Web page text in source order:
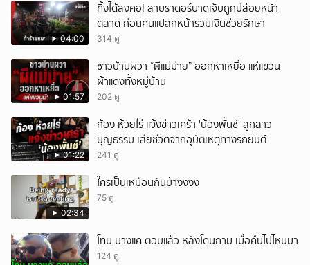
04:00
ทิ้งได้ลงคอ! ลาบราดอร์บาดเจ็บถูกปล่อยหน้า
ตลาด ก่อนคนแปลกหน้ารวมเงินช่วยรักษา
314 ดู
01:57
ชาวบ้านผวา “ผีแม่ม่าย” ออกหาเหยื่อ แห่แขวน
ผ้าแดงทั้งหมู่บ้าน
202 ดู
01:22
ก้อง ห้วยไร่ แจ้งข่าวเศร้า 'น้องพั้นช์' ลูกสาว
บุญธรรม เสียชีวิตจากอุบัติเหตุทางรถยนต์
241 ดู
02:34
ใครเป็นเหมือนกันบ้างงงง
75 ดู
โทน บางแค ตอบแล้ว หลังโดนถาม เมื่อคืนไปไหนมา
124 ดู